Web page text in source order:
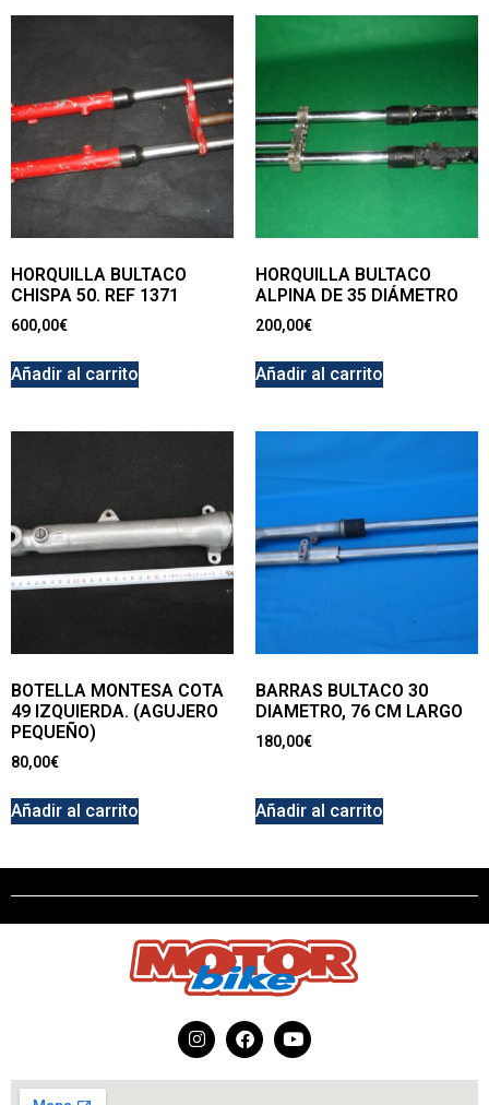
HORQUILLA BULTACO
CHISPA 50. REF 1371
600,00€
Añadir al carrito
HORQUILLA BULTACO
ALPINA DE 35 DIÁMETRO
200,00€
Añadir al carrito
BOTELLA MONTESA COTA
49 IZQUIERDA. (AGUJERO
PEQUEÑO)
80,00€
Añadir al carrito
BARRAS BULTACO 30
DIAMETRO, 76 CM LARGO
180,00€
Añadir al carrito